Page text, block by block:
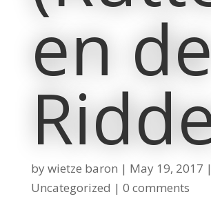
en de
bywietze baron | May 19, 2017 |
Uncategorized | 0 comments